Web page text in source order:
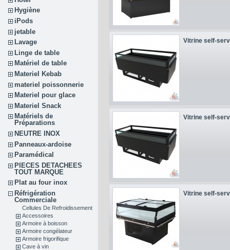
Hygiène
iPods
jetable
Lavage
Linge de table
Matériel de table
Materiel Kebab
materiel poissonnerie
Materiel pour glace
Materiel Snack
Matériels de
Préparations
NEUTRE INOX
Panneaux-ardoise
Paramédical
PIECES DETACHEES
TOUT MARQUE
Plat au four inox
Réfrigération
Commerciale
Cellules De Refroidissement
Accessoires
Armoire à boisson
Armoire congélateur
Armoire frigorifique
Cave à vin
Vitrine self-
Vitrine self-
Vitrine self-